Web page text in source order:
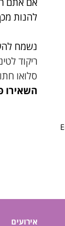
להנות
נשמח
ריקוד
סלואו
השאירו
אירועים